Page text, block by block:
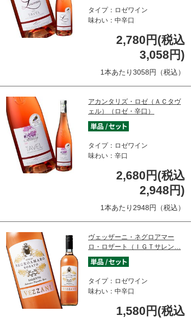
タイプ：ロゼワイン
味わい：中辛口
2,780円(税込
3,058円)
1本あたり3058円（税込）
アカンタリズ・ロゼ（ＡＣタヴ
ェル）（ロゼ・辛口）
タイプ：ロゼワイン
味わい：辛口
2,680円(税込
2,948円)
1本あたり2948円（税込）
ヴェッザーニ・ネグロアマー
ロ・ロザート（ＩＧＴサレン…
タイプ：ロゼワイン
味わい：中辛口
1,580円(税込